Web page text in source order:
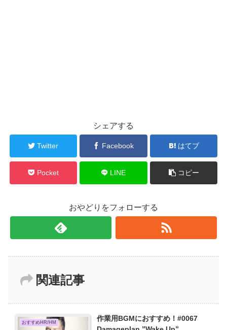
シェアする
Twitter Facebook はてブ
Pocket LINE コピー
おやどりをフォローする
関連記事
おすすめHR/HM
作業用BGMにおすすめ！#0067